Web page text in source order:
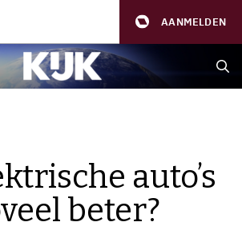
AANMELDEN
auto’s
beter?